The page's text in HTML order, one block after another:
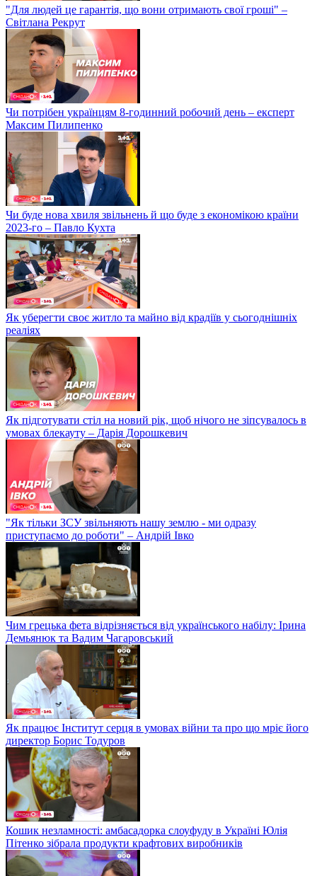
"Для людей це гарантія, що вони отримають свої гроші" –
Світлана Рекрут
Чи потрібен українцям 8-годинний робочий день – експерт
Максим Пилипенко
Чи буде нова хвиля звільнень й що буде з економікою країни
2023-го – Павло Кухта
Як уберегти своє житло та майно від крадіїв у сьогоднішніх
реаліях
Як підготувати стіл на новий рік, щоб нічого не зіпсувалось в
умовах блекауту – Дарія Дорошкевич
"Як тільки ЗСУ звільняють нашу землю - ми одразу
приступаємо до роботи" – Андрій Івко
Чим грецька фета відрізняється від українського набілу: Ірина
Демьянюк та Вадим Чагаровський
Як працює Інститут серця в умовах війни та про що мріє його
директор Борис Тодуров
Кошик незламності: амбасадорка слоуфуду в Україні Юлія
Пітенко зібрала продукти крафтових виробників